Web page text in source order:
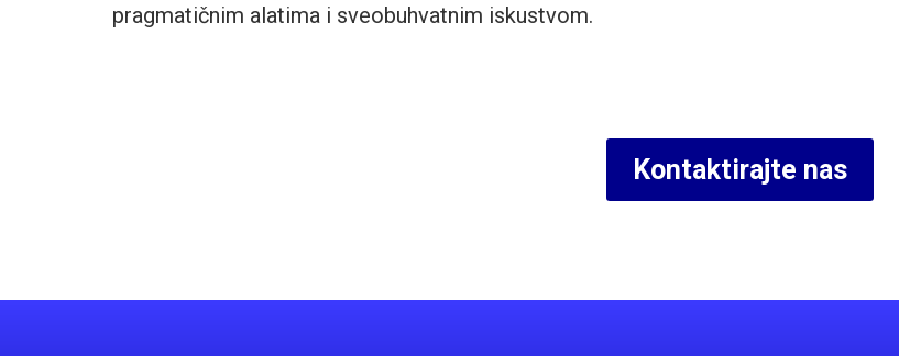
pragmatičnim alatima i sveobuhvatnim iskustvom.
Kontaktirajte nas